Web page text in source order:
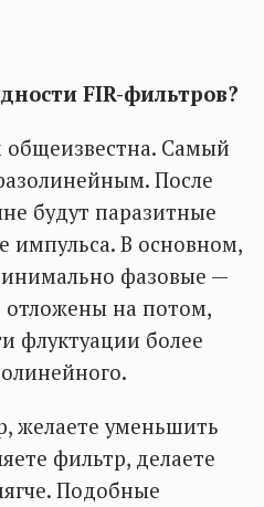
FIR-фильтров?
Самый
После
будут паразитные
импульса. В основном,
фазовые —
отложены на потом,
флуктуации более
желаете уменьшить
фильтр, делаете
Подобные